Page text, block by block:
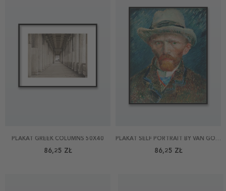
PLAKAT GREEK COLUMNS 50X40
86,25 ZŁ 86,25 ZŁ